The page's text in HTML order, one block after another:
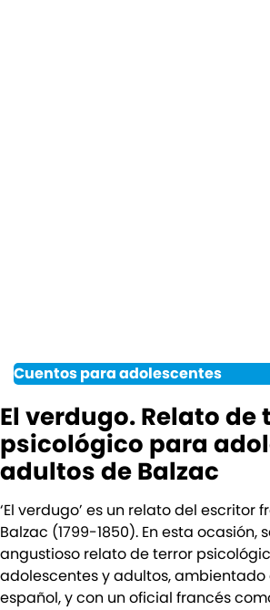
Cuentos para adolescentes
El verdugo. Relato de
psicológico para
adultos de Balzac
‘El verdugo’ es un relato del escritor
Balzac (1799-1850). En esta ocasión,
angustioso relato de terror
adolescentes y adultos, ambientado
español, y con un oficial francés